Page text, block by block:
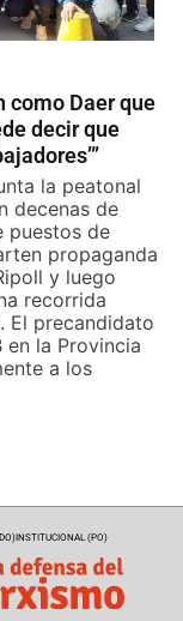
como Daer que
decir que
la peatonal
decenas de
puestos de
propaganda
y luego
recorrida
El precandidato
la Provincia
a los
INSTITUCIONAL (PO)